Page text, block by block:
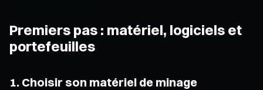
Premiers pas : matériel, logiciels et
portefeuilles
1. Choisir son matériel de minage